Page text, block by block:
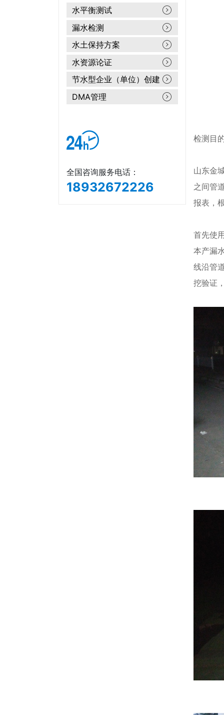
水平衡测试
漏水检测
水土保持方案
水资源论证
节水型企业（单位）创建
DMA管理
全国咨询服务电话：
18932672226
检测目
山东金
之间管
报表，
首先使
本产漏
线沿管
挖验证